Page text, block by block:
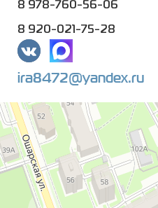
8 978-760-56-06
8 920-021-75-28
ira8472@yandex.ru
Оптика 108
Салон оптики в Нижнем Новгороде
Ремонт очков в Нижнем Новгороде